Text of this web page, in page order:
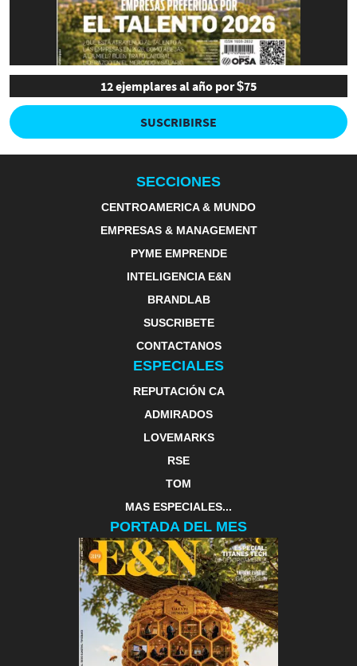
12 ejemplares al año por $75
SUSCRIBIRSE
SECCIONES
CENTROAMERICA & MUNDO
EMPRESAS & MANAGEMENT
PYME EMPRENDE
INTELIGENCIA E&N
BRANDLAB
SUSCRIBETE
CONTACTANOS
ESPECIALES
REPUTACIÓN CA
ADMIRADOS
LOVEMARKS
RSE
TOM
MAS ESPECIALES...
PORTADA DEL MES